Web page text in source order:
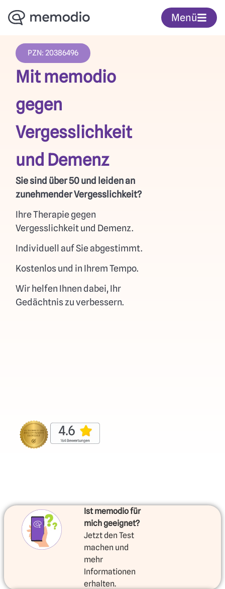
Menü
PZN: 20386496
Mit memodio
gegen
Vergesslichkeit
und Demenz
Sie sind über 50 und leiden an
zunehmender Vergesslichkeit?
Ihre Therapie gegen
Vergesslichkeit und Demenz.
Individuell auf Sie abgestimmt.
Kostenlos und in Ihrem Tempo.
Wir helfen Ihnen dabei, Ihr
Gedächtnis zu verbessern.
Ist memodio für
mich geeignet?
Jetzt den Test
machen und
mehr
Informationen
erhalten.